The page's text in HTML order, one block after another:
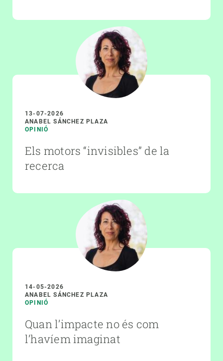
13-07-2026
ANABEL SÁNCHEZ PLAZA
OPINIÓ
Els motors “invisibles” de la
recerca
14-05-2026
ANABEL SÁNCHEZ PLAZA
OPINIÓ
Quan l’impacte no és com
l’havíem imaginat